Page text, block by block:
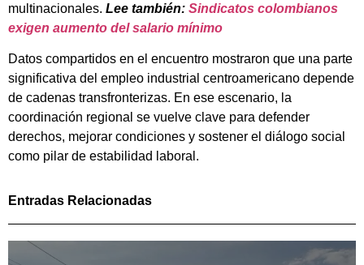
multinacionales. Lee también: Sindicatos colombianos
exigen aumento del salario mínimo
Datos compartidos en el encuentro mostraron que una parte
significativa del empleo industrial centroamericano depende
de cadenas transfronterizas. En ese escenario, la
coordinación regional se vuelve clave para defender
derechos, mejorar condiciones y sostener el diálogo social
como pilar de estabilidad laboral.
Entradas Relacionadas